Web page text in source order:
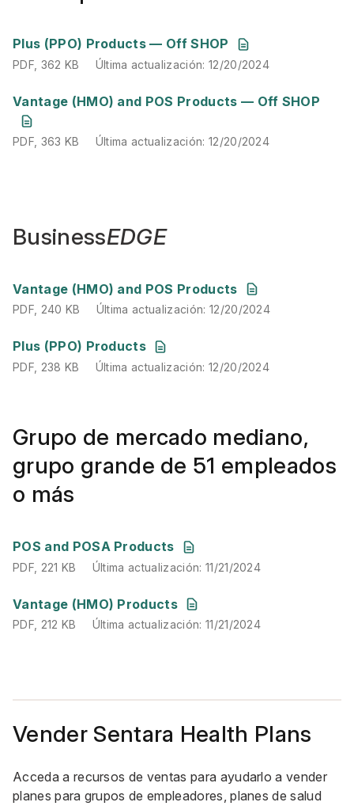
Plus (PPO) Products — Off SHOP
PDF, 362 KB Última actualización:12/20/2024
PDF, 362 KB Última actualización: 12/20/2024
Vantage (HMO) and POS Products — Off SHOP
PDF,363 KB Última actualización:12/20/2024
PDF, 363 KB Última actualización: 12/20/2024
BusinessEDGE
Vantage (HMO) and POS Products
PDF,240 KB Última actualización:12/20/2024
PDF, 240 KB Última actualización: 12/20/2024
Plus (PPO) Products
PDF, 238 KB Última actualización
PDF, 238 KB Última actualización: 12/20/2024
Grupo de mercado mediano,
grupo grande de 51 empleados
o más
POS and POSA Products
PDF, 221 KB Última actualización
PDF, 221 KB Última actualización: 11/21/2024
Vantage (HMO) Products
PDF,212 KB Última actualización
PDF, 212 KB Última actualización: 11/21/2024
Vender Sentara Health Plans
Acceda a recursos de ventas para ayudarlo a vender
planes para grupos de empleadores, planes de salud